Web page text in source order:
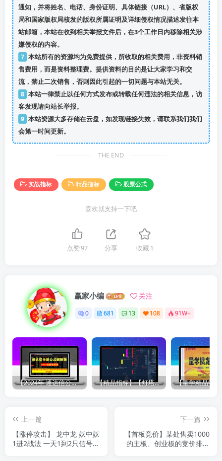
通知，并将姓名、电话、身份证明、具体链接（URL）、省版权
局和国家版权局核发的版权所属证明及详细侵权情况描述发往本
站邮箱，本站在收到相关举报文件后，在3个工作日内移除相关涉
嫌侵权的内容。
7 本站所有的资源均为免费提供，所收取的相关费用，非资料销
售费用，而是资料整理费。提供资料的目的是让大家学习和交
流，禁止二次销售，否则因此引起的一切问题与本站无关。
8 本站一律禁止以任何方式发布或转载任何违法的相关信息，访
客发现请向站长举报。
9 本站资源大多存储在云盘，如发现链接失效，请联系我们我们
会第一时间更新。
THE END
实战指标 精品指标 股票公式
喜欢就支持一下吧
点赞97 分享 收藏 1
赢家小编 关注
0 681 13 108 91W+
【2024年 通达信公式解密器全能版】通达信指标公式密码解密器，全能版（无需卡密，不限电脑）原创独家 【精品指标】【灯塔竞价 七宝妙树 资金1号 龙年1号池】四合一完整版（众筹系列）
上一篇
【涨停攻击】 龙中龙 妖中妖
1进2战法 一天1到2只信号
下一篇
【首板竞价】某处售卖1000
的主板、创业板的竞价排序